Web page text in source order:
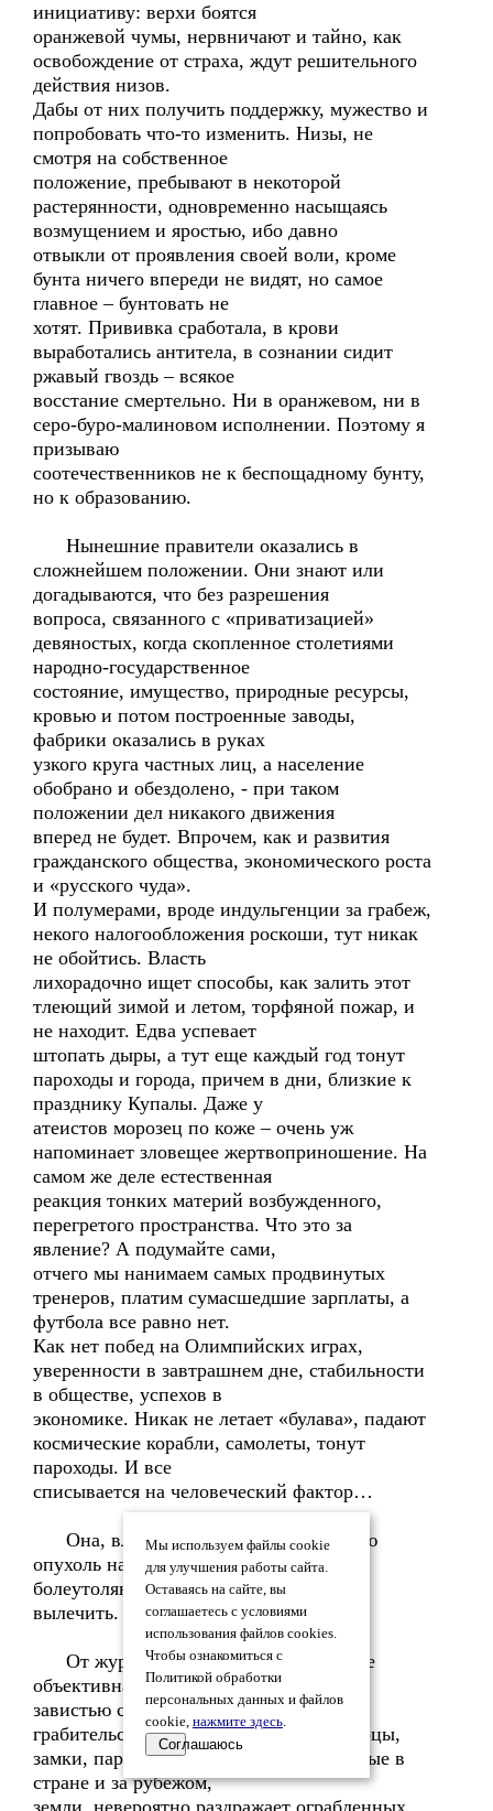
инициативу: верхи боятся
оранжевой чумы, нервничают и тайно, как
освобождение от страха, ждут решительного
действия низов.
Дабы от них получить поддержку, мужество и
попробовать что-то изменить. Низы, не
смотря на собственное
положение, пребывают в некоторой
растерянности, одновременно насыщаясь
возмущением и яростью, ибо давно
отвыкли от проявления своей воли, кроме
бунта ничего впереди не видят, но самое
главное – бунтовать не
хотят. Прививка сработала, в крови
выработались антитела, в сознании сидит
ржавый гвоздь – всякое
восстание смертельно. Ни в оранжевом, ни в
серо-буро-малиновом исполнении. Поэтому я
призываю
соотечественников не к беспощадному бунту,
но к образованию.
Нынешние правители оказались в
сложнейшем положении. Они знают или
догадываются, что без разрешения
вопроса, связанного с «приватизацией»
девяностых, когда скопленное столетиями
народно-государственное
состояние, имущество, природные ресурсы,
кровью и потом построенные заводы,
фабрики оказались в руках
узкого круга частных лиц, а население
обобрано и обездолено, - при таком
положении дел никакого движения
вперед не будет. Впрочем, как и развития
гражданского общества, экономического роста
и «русского чуда».
И полумерами, вроде индульгенции за грабеж,
некого налогообложения роскоши, тут никак
не обойтись. Власть
лихорадочно ищет способы, как залить этот
тлеющий зимой и летом, торфяной пожар, и
не находит. Едва успевает
штопать дыры, а тут еще каждый год тонут
пароходы и города, причем в дни, близкие к
празднику Купалы. Даже у
атеистов морозец по коже – очень уж
напоминает зловещее жертвоприношение. На
самом же деле естественная
реакция тонких материй возбужденного,
перегретого пространства. Что это за
явление? А подумайте сами,
отчего мы нанимаем самых продвинутых
тренеров, платим сумасшедшие зарплаты, а
футбола все равно нет.
Как нет побед на Олимпийских играх,
уверенности в завтрашнем дне, стабильности
в обществе, успехов в
экономике. Никак не летает «булава», падают
космические корабли, самолеты, тонут
пароходы. И все
списывается на человеческий фактор…
Она, власть, уже понимает: раковую
опухоль на последней стадии
болеутоляющими средствами не
вылечить.
От журналистов иногда есть вполне
объективная польза: желтая пресса, с
завистью смакуя жизнь
грабительской «элиты» показывая дворцы,
замки, пароходы и самолеты, скупленные в
стране и за рубежом,
земли, невероятно раздражает ограбленных
Мы используем файлы cookie
для улучшения работы сайта.
Оставаясь на сайте, вы
соглашаетесь с условиями
использования файлов cookies.
Чтобы ознакомиться с
Политикой обработки
персональных данных и файлов
cookie, нажмите здесь.
Соглашаюсь